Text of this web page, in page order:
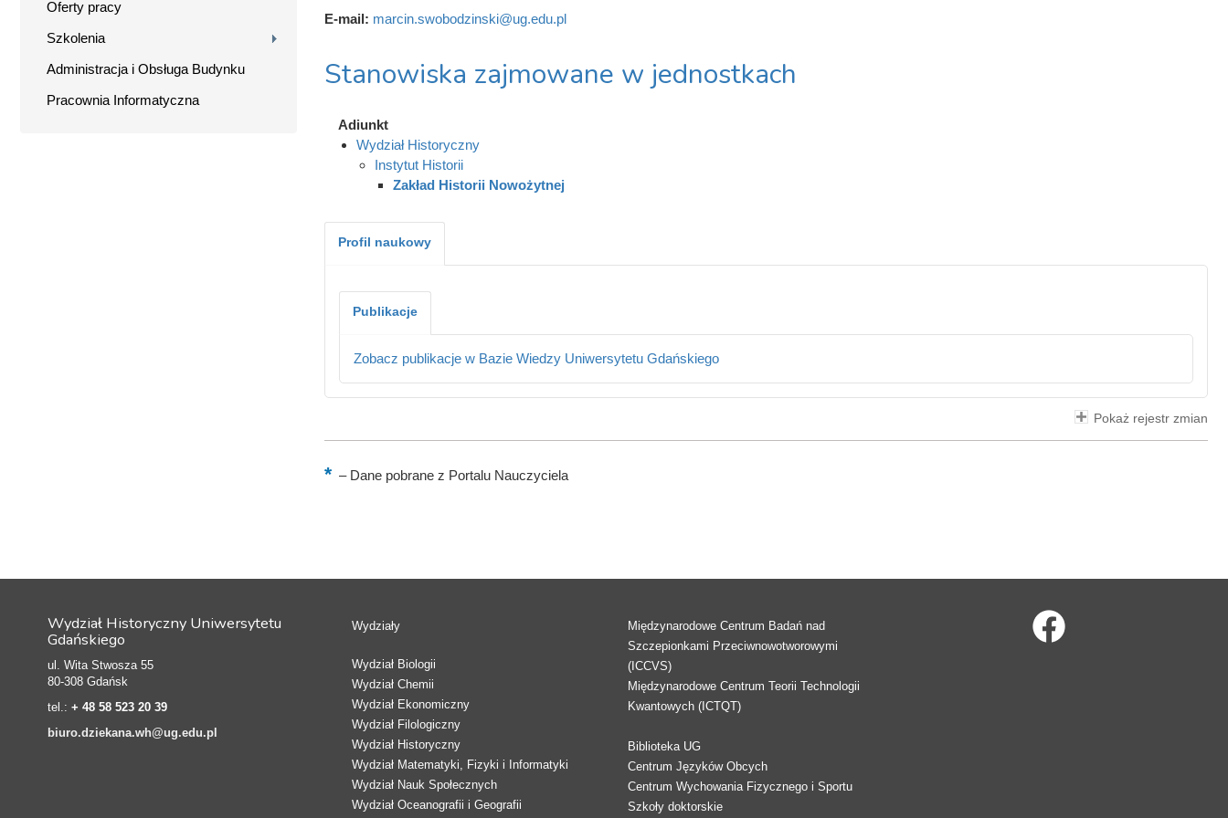
Oferty pracy
Szkolenia
Administracja i Obsługa Budynku
Pracownia Informatyczna
E-mail: marcin.swobodzinski@ug.edu.pl
Stanowiska zajmowane w jednostkach
Adiunkt
Wydział Historyczny
Instytut Historii
Zakład Historii Nowożytnej
Profil naukowy
Publikacje
Zobacz publikacje w Bazie Wiedzy Uniwersytetu Gdańskiego
Pokaż rejestr zmian
–Dane pobrane z Portalu Nauczyciela
Wydział Historyczny Uniwersytetu
Gdańskiego
ul. Wita Stwosza 55
80-308 Gdańsk
tel.: + 48 58 523 20 39
biuro.dziekana.wh@ug.edu.pl
Wydziały
Wydział Biologii
Wydział Chemii
Wydział Ekonomiczny
Wydział Filologiczny
Wydział Historyczny
Wydział Matematyki, Fizyki i Informatyki
Wydział Nauk Społecznych
Wydział Oceanografii i Geografii
Międzynarodowe Centrum Badań nad
Szczepionkami Przeciwnowotworowymi
(ICCVS)
Międzynarodowe Centrum Teorii Technologii
Kwantowych (ICTQT)
Biblioteka UG
Centrum Języków Obcych
Centrum Wychowania Fizycznego i Sportu
Szkoły doktorskie